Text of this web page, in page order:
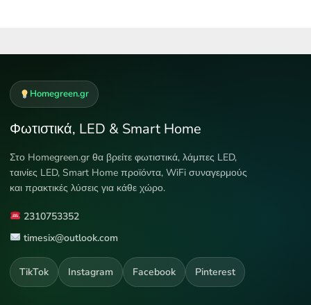
Homegreen.gr
Φωτιστικά, LED & Smart Home
Στο Homegreen.gr θα βρείτε φωτιστικά, λάμπες LED,
ταινίες LED, Smart Home προϊόντα, WiFi συναγερμούς
και πρακτικές λύσεις για κάθε χώρο.
2310753352
timesix@outlook.com
TikTok Instagram Facebook Pinterest